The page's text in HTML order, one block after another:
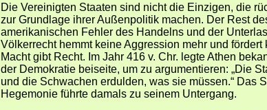
Die Vereinigten Staaten sind nicht die Einzigen, die
zur Grundlage ihrer Außenpolitik machen. Der Rest
amerikanischen Fehler des Handelns und der
Völkerrecht hemmt keine Aggression mehr und
Macht gibt Recht. Im Jahr 416 v. Chr. legte Athen
der Demokratie beiseite, um zu argumentieren: „Die
und die Schwachen erdulden, was sie müssen.“ Das
Hegemonie führte damals zu seinem Untergang.